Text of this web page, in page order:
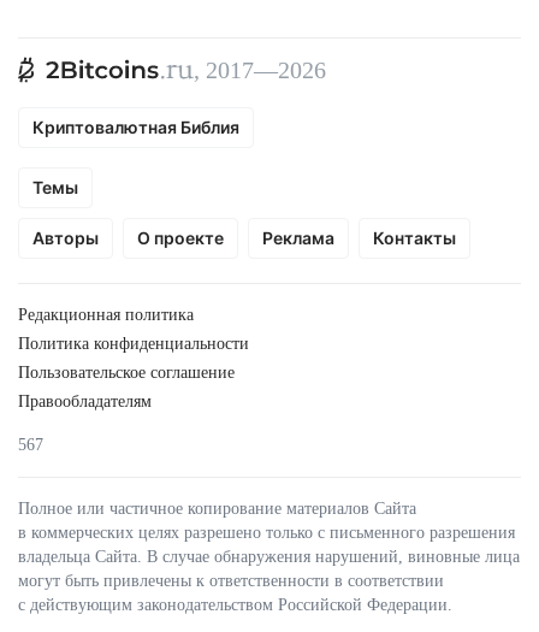
, 2017—2026
Криптовалютная Библия
Темы
Авторы О проекте Реклама Контакты
Редакционная политика
Политика конфиденциальности
Пользовательское соглашение
Правообладателям
567
Полное или частичное копирование материалов Сайта
в коммерческих целях разрешено только с письменного разрешения
владельца Сайта. В случае обнаружения нарушений, виновные лица
могут быть привлечены к ответственности в соответствии
с действующим законодательством Российской Федерации.